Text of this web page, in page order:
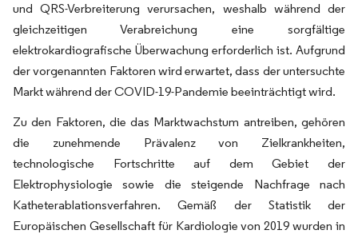
und QRS-Verbreiterung verursachen, weshalb während der
gleichzeitigen Verabreichung eine sorgfältige
elektrokardiografische Überwachung erforderlich ist. Aufgrund
der vorgenannten Faktoren wird erwartet, dass der untersuchte
Markt während der COVID-19-Pandemie beeinträchtigt wird.
Zu den Faktoren, die das Marktwachstum antreiben, gehören
die zunehmende Prävalenz von Zielkrankheiten,
technologische Fortschritte auf dem Gebiet der
Elektrophysiologie sowie die steigende Nachfrage nach
Katheterablationsverfahren. Gemäß der Statistik der
Europäischen Gesellschaft für Kardiologie von 2019 wurden in